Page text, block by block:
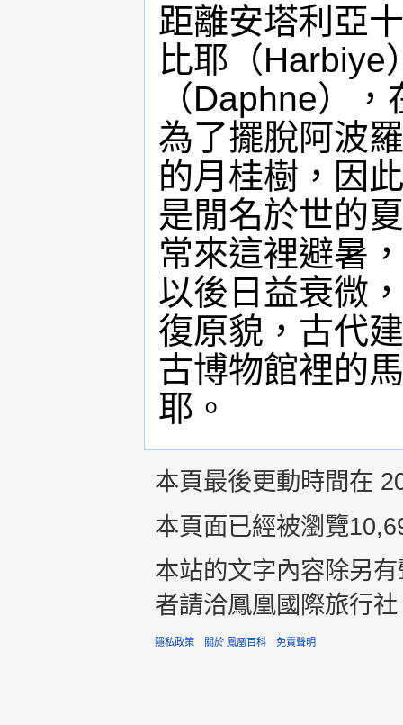
距離安塔利亞
比耶（Harbiye
（Daphne）
為了擺脫阿波
的月桂樹，因
是閒名於世的
常來這裡避暑
以後日益衰微
復原貌，古代
古博物館裡的
耶。
本頁最後更動時間在
本頁面已經被瀏覽
本站的文字內容除另
者請洽鳳凰國際旅行
隱私政策 關於 鳳凰百科 免責聲明